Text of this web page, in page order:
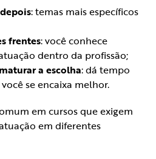
: temas mais específicos
frentes: você conhece
dentro da profissão;
a escolha: dá tempo
se encaixa melhor.
em cursos que exigem
em diferentes